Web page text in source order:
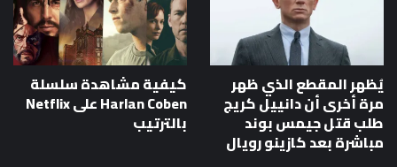
يُظهر المقطع الذي ظهر
مرة أخرى أن دانييل كريج
طلب قتل جيمس بوند
مباشرة بعد كازينو رويال
كيفية مشاهدة سلسلة
Harlan Coben على Netflix
بالترتيب